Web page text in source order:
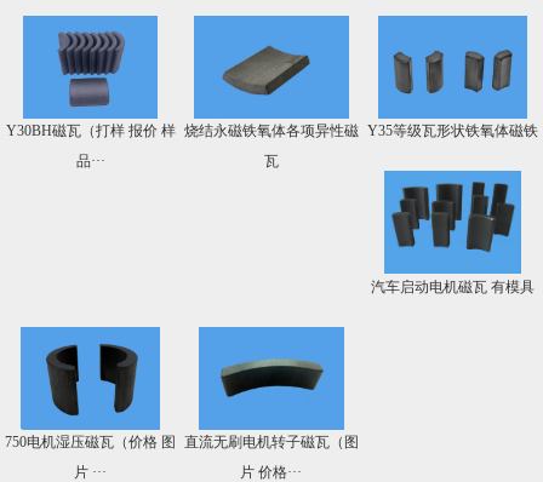
Y30BH磁瓦（打样 报价 样
品···
烧结永磁铁氧体各项异性磁
瓦
Y35等级瓦形状铁氧体磁铁
汽车启动电机磁瓦 有模具
750电机湿压磁瓦（价格 图
片 ···
直流无刷电机转子磁瓦（图
片 价格···